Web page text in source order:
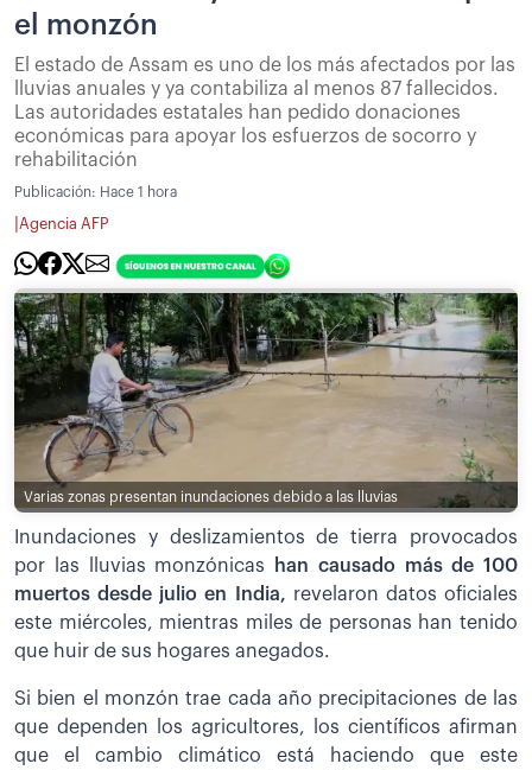
el monzón
El estado de Assam es uno de los más afectados por las
lluvias anuales y ya contabiliza al menos 87 fallecidos.
Las autoridades estatales han pedido donaciones
económicas para apoyar los esfuerzos de socorro y
rehabilitación
Publicación: Hace 1 hora
Agencia AFP
Varias zonas presentan inundaciones debido a las lluvias
Inundaciones y deslizamientos de tierra provocados
por las lluvias monzónicas han causado más de 100
muertos desde julio en India, revelaron datos oficiales
este miércoles, mientras miles de personas han tenido
que huir de sus hogares anegados.
Si bien el monzón trae cada año precipitaciones de las
que dependen los agricultores, los científicos afirman
que el cambio climático está haciendo que este